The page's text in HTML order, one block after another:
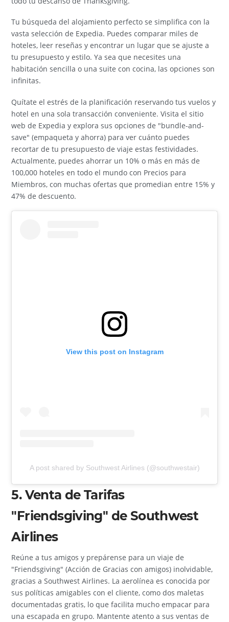
Tu búsqueda del alojamiento perfecto se simplifica con la
vasta selección de Expedia. Puedes comparar miles de
hoteles, leer reseñas y encontrar un lugar que se ajuste a
tu presupuesto y estilo. Ya sea que necesites una
habitación sencilla o una suite con cocina, las opciones son
infinitas.
Quítate el estrés de la planificación reservando tus vuelos y
hotel en una sola transacción conveniente. Visita el sitio
web de Expedia y explora sus opciones de "bundle-and-
save" (empaqueta y ahorra) para ver cuánto puedes
recortar de tu presupuesto de viaje estas festividades.
Actualmente, puedes ahorrar un 10% o más en más de
100,000 hoteles en todo el mundo con Precios para
Miembros, con muchas ofertas que promedian entre 15% y
47% de descuento.
View this post on Instagram
A post shared by Southwest Airlines (@southwestair)
5. Venta de Tarifas
"Friendsgiving" de Southwest
Airlines
Reúne a tus amigos y prepárense para un viaje de
"Friendsgiving" (Acción de Gracias con amigos) inolvidable,
gracias a Southwest Airlines. La aerolínea es conocida por
sus políticas amigables con el cliente, como dos maletas
documentadas gratis, lo que facilita mucho empacar para
una escapada en grupo. Mantente atento a sus ventas de